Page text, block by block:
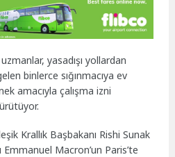
yasadışı yollardan
binlerce sığınmacıya ev
amacıyla çalışma izni
Krallık Başbakanı Rishi Sunak
Macron’un Paris’te